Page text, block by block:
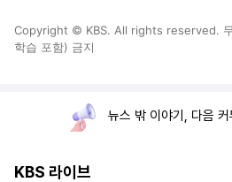
Copyright © KBS. All rights reserved.
학습 포함) 금지
뉴스 밖 이야기, 다음 커
KBS 라이브